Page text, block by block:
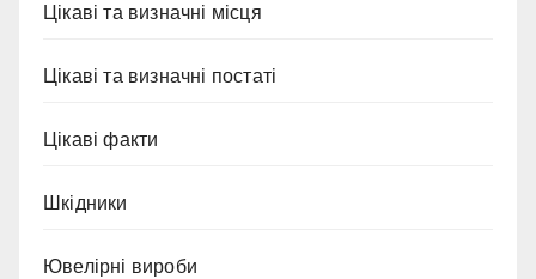
Цікаві та визначні місця
Цікаві та визначні постаті
Цікаві факти
Шкідники
Ювелірні вироби